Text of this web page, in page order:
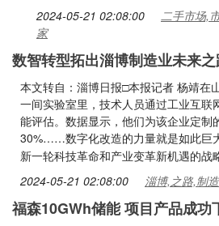
2024-05-21 02:08:00
二手市场,
家
数智转型拓出淄博制造业未来
本文转自：淄博日报□本报记者 杨靖在
一间实验室里，技术人员通过工业互联
能评估。数据显示，他们为该企业定制
30%……数字化改造的力量就是如此巨
新一轮科技革命和产业变革新机遇的战
2024-05-21 02:08:00 淄博,之路,制
福森10GWh储能 项目产品成功